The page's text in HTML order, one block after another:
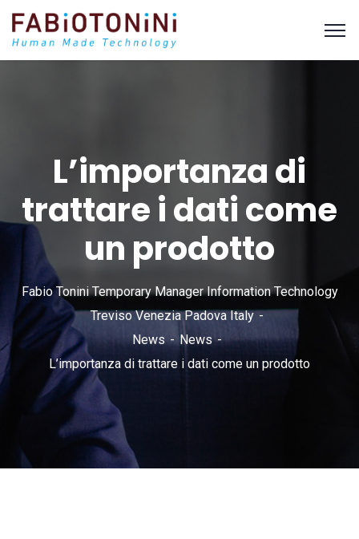
L’importanza di
trattare i dati come
un prodotto
Fabio Tonini Temporary Manager Information Technology
Treviso Venezia Padova Italy
News
News
L’importanza di trattare i dati come un prodotto